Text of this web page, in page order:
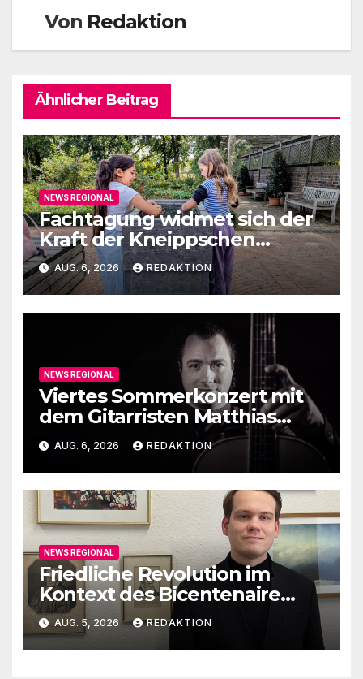
Von Redaktion
Ähnlicher Beitrag
NEWS REGIONAL
Fachtagung widmet sich der
Kraft der Kneippschen
Elemente
AUG. 6, 2026 REDAKTION
NEWS REGIONAL
Viertes Sommerkonzert mit
dem Gitarristen Matthias
Ehrig
AUG. 6, 2026 REDAKTION
NEWS REGIONAL
Friedliche Revolution im
Kontext des Bicentenaire
1789-1989
AUG. 5, 2026 REDAKTION